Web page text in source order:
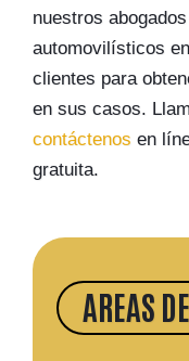
AREAS
nuestros
automovilísticos
clientes para
en sus casos.
contáctenos en
gratuita.